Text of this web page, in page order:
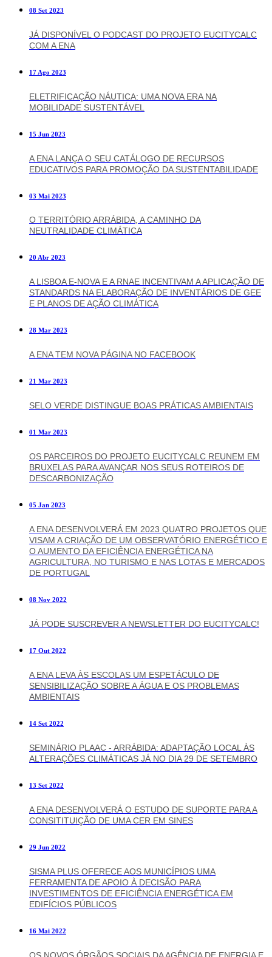
08 Set 2023
JÁ DISPONÍVEL O PODCAST DO PROJETO EUCITYCALC
COM A ENA
17 Ago 2023
ELETRIFICAÇÃO NÁUTICA: UMA NOVA ERA NA
MOBILIDADE SUSTENTÁVEL
15 Jun 2023
A ENA LANÇA O SEU CATÁLOGO DE RECURSOS
EDUCATIVOS PARA PROMOÇÃO DA SUSTENTABILIDADE
03 Mai 2023
O TERRITÓRIO ARRÁBIDA, A CAMINHO DA
NEUTRALIDADE CLIMÁTICA
20 Abr 2023
A LISBOA E-NOVA E A RNAE INCENTIVAM A APLICAÇÃO DE
STANDARDS NA ELABORAÇÃO DE INVENTÁRIOS DE GEE
E PLANOS DE AÇÃO CLIMÁTICA
28 Mar 2023
A ENA TEM NOVA PÁGINA NO FACEBOOK
21 Mar 2023
SELO VERDE DISTINGUE BOAS PRÁTICAS AMBIENTAIS
01 Mar 2023
OS PARCEIROS DO PROJETO EUCITYCALC REUNEM EM
BRUXELAS PARA AVANÇAR NOS SEUS ROTEIROS DE
DESCARBONIZAÇÃO
05 Jan 2023
A ENA DESENVOLVERÁ EM 2023 QUATRO PROJETOS QUE
VISAM A CRIAÇÃO DE UM OBSERVATÓRIO ENERGÉTICO E
O AUMENTO DA EFICIÊNCIA ENERGÉTICA NA
AGRICULTURA, NO TURISMO E NAS LOTAS E MERCADOS
DE PORTUGAL
08 Nov 2022
JÁ PODE SUSCREVER A NEWSLETTER DO EUCITYCALC!
17 Out 2022
A ENA LEVA ÀS ESCOLAS UM ESPETÁCULO DE
SENSIBILIZAÇÃO SOBRE A ÁGUA E OS PROBLEMAS
AMBIENTAIS
14 Set 2022
SEMINÁRIO PLAAC - ARRÁBIDA: ADAPTAÇÃO LOCAL ÀS
ALTERAÇÕES CLIMÁTICAS JÁ NO DIA 29 DE SETEMBRO
13 Set 2022
A ENA DESENVOLVERÁ O ESTUDO DE SUPORTE PARA A
CONSITITUIÇÃO DE UMA CER EM SINES
29 Jun 2022
SISMA PLUS OFERECE AOS MUNICÍPIOS UMA
FERRAMENTA DE APOIO À DECISÃO PARA
INVESTIMENTOS DE EFICIÊNCIA ENERGÉTICA EM
EDIFÍCIOS PÚBLICOS
16 Mai 2022
OS NOVOS ÓRGÃOS SOCIAIS DA AGÊNCIA DE ENERGIA E